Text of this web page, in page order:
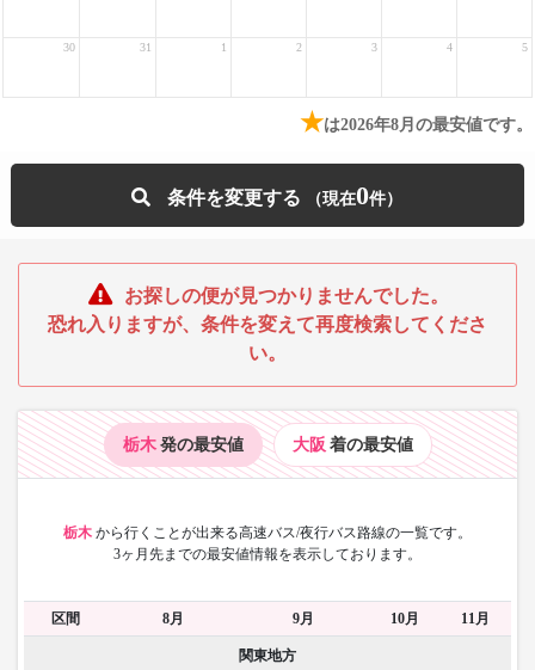
30 31 1 2 3 4 5
★は2026年8月の最安値です。
条件を変更する 0
お探しの便が見つかりませんでした。
恐れ入りますが、条件を変えて再度検索してくださ
い。
栃木 発の最安値 大阪 着の最安値
栃木 から行くことが出来る高速バス/夜行バス路線の一覧です。
3ヶ月先までの最安値情報を表示しております。
区間 8月 9月 10月 11月
関東地方